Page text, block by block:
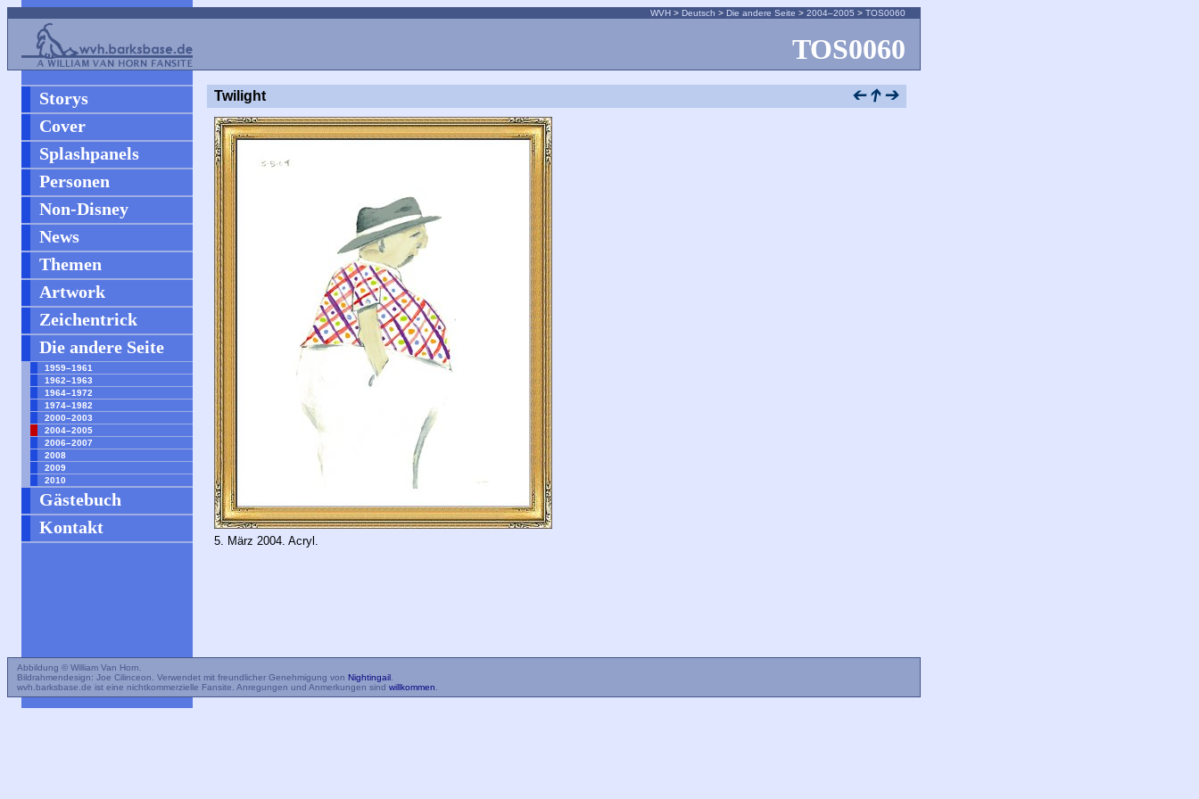
WVH > Deutsch > Die andere Seite > 2004–2005 > TOS0060
TOS0060
Storys
Cover
Splashpanels
Personen
Non-Disney
News
Themen
Artwork
Zeichentrick
Die andere Seite
1959–1961
1962–1963
1964–1972
1974–1982
2000–2003
2004–2005
2006–2007
2008
2009
2010
Gästebuch
Kontakt
Twilight
5. März 2004. Acryl.
Abbildung © William Van Horn.
Bildrahmendesign: Joe Cilinceon. Verwendet mit freundlicher Genehmigung von Nightingail.
wvh.barksbase.de ist eine nichtkommerzielle Fansite. Anregungen und Anmerkungen sind willkommen